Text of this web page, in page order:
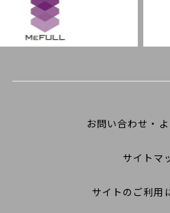
お問い合わせ・
サイトマ
サイトのご利用